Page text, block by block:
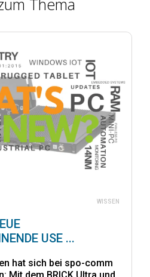
Thema
WISSEN
USE ...
hat sich bei spo-comm
Mit dem BRICK Ultra und